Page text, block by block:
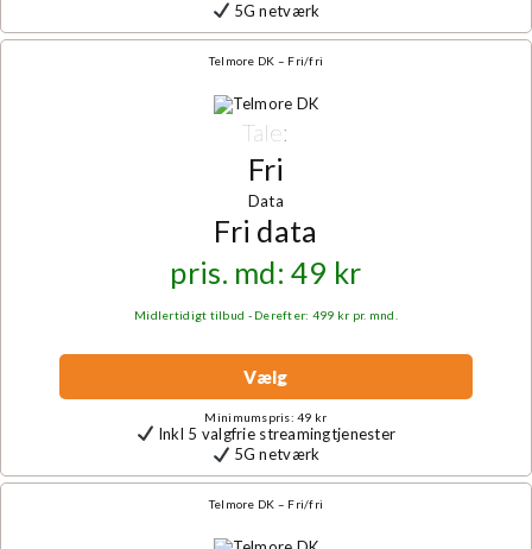
5G netværk
Telmore DK – Fri/fri
Tale:
Fri
Data
Fri data
pris. md: 49 kr
Midlertidigt tilbud - Derefter: 499 kr pr. mnd.
Vælg
Minimumspris: 49 kr
Inkl 5 valgfrie streamingtjenester
5G netværk
Telmore DK – Fri/fri